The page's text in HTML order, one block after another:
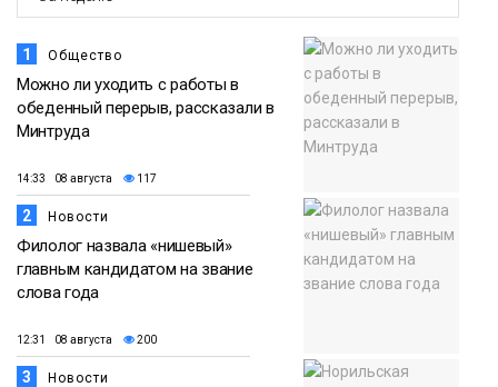
1 Общество
Можно ли уходить с работы в
обеденный перерыв, рассказали в
Минтруда
14:33 08 августа 117
2 Новости
Филолог назвала «нишевый»
главным кандидатом на звание
слова года
12:31 08 августа 200
3 Новости